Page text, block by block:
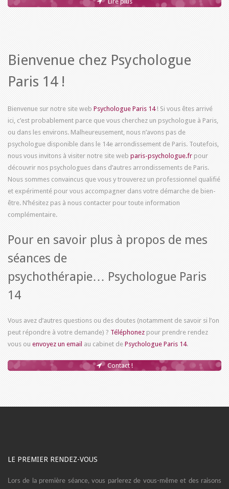
Bienvenue chez Psychologue
Paris 14!
Bienvenue sur notre site web Psychologue Paris 14! Si vous êtes arrivé
ici, c’est probablement parce que vous cherchez un psychologue à Paris,
ou dans les environs. Malheureusement, nous n’avons pas de
psychologue disponible dans le 14e arrondissement de Paris. Toutefois,
nous vous invitons à visiter notre site web paris-psychologue.fr pour
découvrir nos psychologues dans d’autres arrondissements de Paris.
Nous sommes convaincus que vous y trouverez un professionnel qualifié
et expérimenté pour vous accompagner dans votre démarche de bien-
être. N’hésitez pas à nous contacter pour toute information
complémentaire.
Pour en savoir plus à propos de mes
séances de
psychothérapie… Psychologue Paris
14
Vous avez d’autres questions ou des doutes (notamment de savoir si l’on
peut répondre à votre demande) ? Téléphonez pour prendre rendez
vous ou envoyez un email au cabinet de Psychologue Paris 14.
Contact !
LE PREMIER RENDEZ-VOUS
Lors de la première séance, vous parlerez de vous-même et des raisons